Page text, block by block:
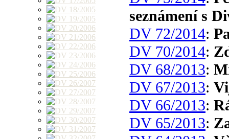
seznámení s
DV 72/2014:
DV 70/2014:
DV 68/2013:
DV 67/2013:
DV 66/2013:
DV 65/2013: